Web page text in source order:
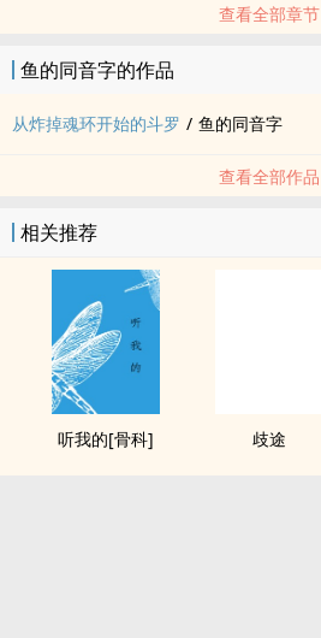
查看全部章节
鱼的同音字的作品
从炸掉魂环开始的斗罗 / 鱼的同音字
查看全部作品
相关推荐
听我的[骨科] 歧途